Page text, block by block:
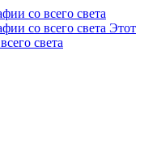
Этот
света